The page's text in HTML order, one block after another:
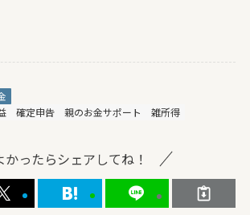
確定申告 親のお金サポート 雑所得
かったらシェアしてね！